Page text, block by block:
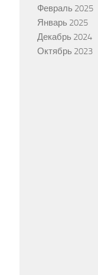
Февраль 2025
Январь 2025
Декабрь 2024
Октябрь 2023